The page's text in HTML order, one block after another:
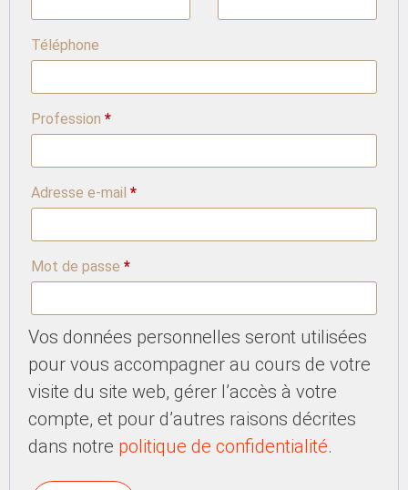
Téléphone
Profession *
Adresse e-mail *
Mot de passe *
Vos données personnelles seront utilisées
pour vous accompagner au cours de votre
visite du site web, gérer l’accès à votre
compte, et pour d’autres raisons décrites
dans notre politique de confidentialité.